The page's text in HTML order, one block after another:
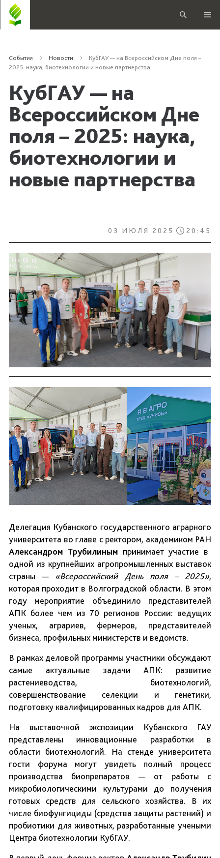
События Новости
КубГАУ — на Всероссийском Дне поля –
2025: наука, биотехнологии и новые партнерства
КубГАУ — на
Всероссийском Дне
поля – 2025: наука,
биотехнологии и
новые партнерства
03 ИЮЛЯ 2025 20:45
Делегация Кубанского государственного аграрного
университета во главе с ректором, академиком РАН
Александром Трубилинымпринимает участие в
одной из крупнейших агропромышленных выставок
страны — «Всероссийский День поля – 2025»,
которая проходит в Волгоградской области. В этом
году мероприятие объединило представителей
АПК более чем из 70 регионов России: ведущих
ученых, аграриев, фермеров, представителей
бизнеса, профильных министерств и ведомств.
В рамках деловой программы участники обсуждают
самые актуальные задачи АПК: развитие
растениеводства, биотехнологий,
совершенствование селекции и генетики,
подготовку квалифицированных кадров для АПК.
На выставочной экспозиции Кубанского ГАУ
представлены инновационные разработки в
области биотехнологий. На стенде университета
гости форума могут увидеть полный процесс
производства биопрепаратов — от работы с
микробиологическими культурами до получения
готовых средств для сельского хозяйства. В их
числе биофунгициды (средства защиты растений) и
пробиотики для животных, разработанные учеными
Центра биотехнологии КубГАУ.